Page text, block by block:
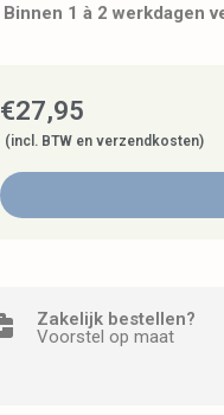
Binnen 1 à 2 werkdagen
€27,95
(incl. BTW en verzendkosten)
Zakelijk bestellen?
Voorstel op maat